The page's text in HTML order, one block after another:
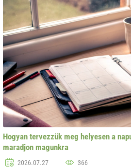
Hogyan tervezzük meg helyesen a
maradjon magunkra
2026.07.27 366